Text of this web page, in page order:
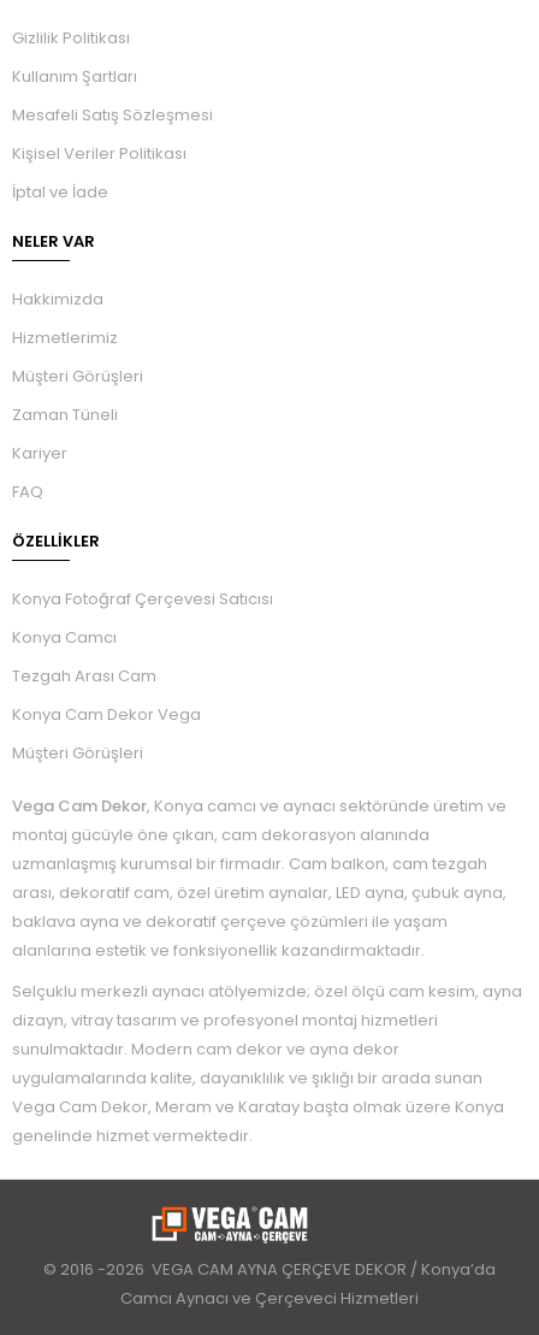
Gizlilik Politikası
Kullanım Şartları
Mesafeli Satış Sözleşmesi
Kişisel Veriler Politikası
İptal ve İade
NELER VAR
Hakkimizda
Hizmetlerimiz
Müşteri Görüşleri
Zaman Tüneli
Kariyer
FAQ
ÖZELLIKLER
Konya Fotoğraf Çerçevesi Satıcısı
Konya Camcı
Tezgah Arası Cam
Konya Cam Dekor Vega
Müşteri Görüşleri
Vega Cam Dekor, Konya camcı ve aynacı sektöründe üretim ve
montaj gücüyle öne çıkan, cam dekorasyon alanında
uzmanlaşmış kurumsal bir firmadır. Cam balkon, cam tezgah
arası, dekoratif cam, özel üretim aynalar, LED ayna, çubuk ayna,
baklava ayna ve dekoratif çerçeve çözümleri ile yaşam
alanlarına estetik ve fonksiyonellik kazandırmaktadır.
Selçuklu merkezli aynacı atölyemizde; özel ölçü cam kesim, ayna
dizayn, vitray tasarım ve profesyonel montaj hizmetleri
sunulmaktadır. Modern cam dekor ve ayna dekor
uygulamalarında kalite, dayanıklılık ve şıklığı bir arada sunan
Vega Cam Dekor, Meram ve Karatay başta olmak üzere Konya
genelinde hizmet vermektedir.
© 2016 -2026 VEGA CAM AYNA ÇERÇEVE DEKOR / Konya’da
Camcı Aynacı ve Çerçeveci Hizmetleri